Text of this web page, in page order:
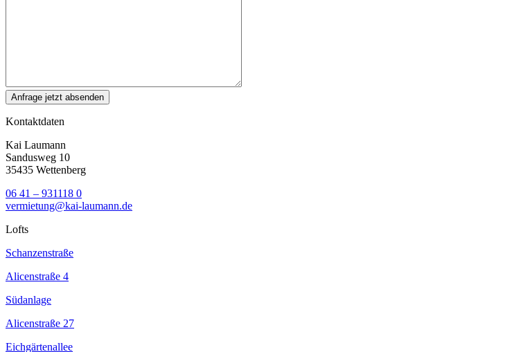
Kontaktdaten
Kai Laumann
Sandusweg 10
35435 Wettenberg
06 41 – 931118 0
vermietung@kai-laumann.de
Lofts
Schanzenstraße
Alicenstraße 4
Südanlage
Alicenstraße 27
Eichgärtenallee